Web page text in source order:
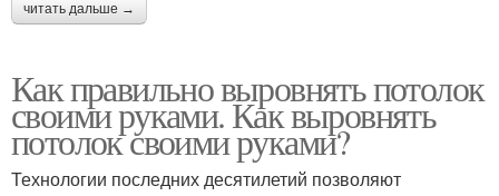
читать дальше →
Как правильно выровнять потолок
своими руками. Как выровнять
потолок своими руками?
Технологии последних десятилетий позволяют